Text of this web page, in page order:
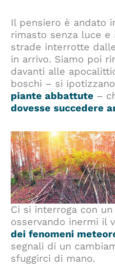
Il pensiero è andato
rimasto senza luce e
strade interrotte
in arrivo. Siamo poi
davanti alle
boschi – si
piante abbattute –
dovesse succedere
Ci si interroga con
osservando inermi il
dei fenomeni
segnali di un
sfuggirci di mano.